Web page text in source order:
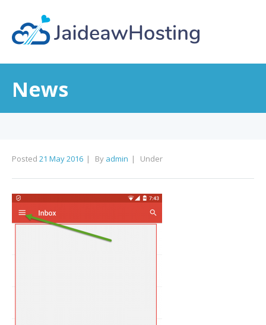
News
Posted 21 May 2016 By admin Under